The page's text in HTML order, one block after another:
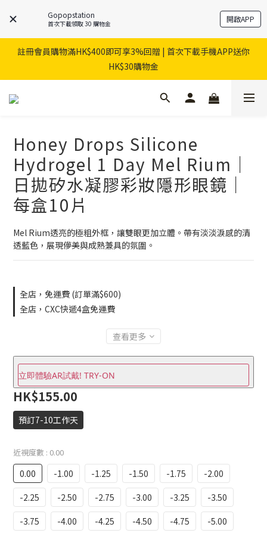
Gopopstation
首次下載領取 30 購物金 開啟APP
註冊會員購物滿HK$400即可享3%回贈 | 首次下載手機APP送你
HK$30購物金
Honey Drops Silicone
Hydrogel 1 Day Mel Rium｜
日拋矽水凝膠彩妝隱形眼鏡｜
每盒10片
Mel Rium透亮的極粗外框，讓雙眼更加立體。帶有淡淡淚感的清
透藍色，展現儚美與成熟兼具的氛圍。
全店，免運費 (訂單滿$600)
全店，CXC快遞4盒免運費
查看更多
立即體驗AR試戴! TRY-ON
HK$155.00
預訂7-10工作天
近視度數 : 0.00
0.00 -1.00 -1.25 -1.50 -1.75
-2.00
-2.25
-2.50 -2.75 -3.00 -3.25
-3.50
-3.75
-4.00 -4.25 -4.50 -4.75
-5.00